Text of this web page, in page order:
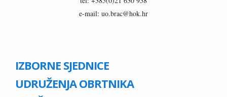
e-mail: uo.brac@hok.hr
IZBORNE SJEDNICE
UDRUŽENJA OBRTNIKA